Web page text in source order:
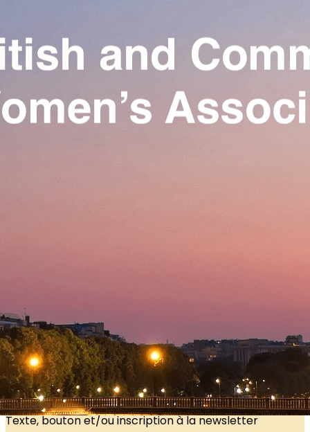
Exporter uniquement les colonnes affichées
Ajoutez un logo, un bouton, des réseaux sociaux
Our Association
Activities
Join us
?>
Images de la page d'accueil
Cliquez pour éditer
Texte, bouton et/ou inscription à la newsletter